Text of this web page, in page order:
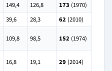
149,4 126,8 173 (1970)
39,6 28,3 62 (2010)
109,8 98,5 152 (1974)
16,8 19,1 29 (2014)